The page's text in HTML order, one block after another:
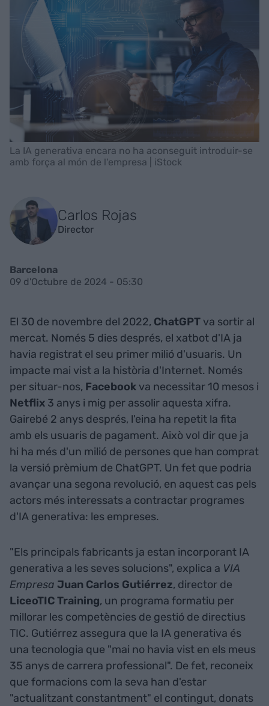
La IA generativa encara no ha aconseguit introduir-se
amb força al món de l'empresa | iStock
Carlos Rojas
Director
Barcelona
09 d'Octubre de 2024 - 05:30
El 30 de novembre del 2022, ChatGPT va sortir al
mercat. Només 5 dies després, el xatbot d'IA ja
havia registrat el seu primer milió d'usuaris. Un
impacte mai vist a la història d'Internet. Només
per situar-nos, Facebook va necessitar 10 mesos i
Netflix 3 anys i mig per assolir aquesta xifra.
Gairebé 2 anys després, l'eina ha repetit la fita
amb els usuaris de pagament. Això vol dir que ja
hi ha més d'un milió de persones que han comprat
la versió prèmium de ChatGPT. Un fet que podria
avançar una segona revolució, en aquest cas pels
actors més interessats a contractar programes
d'IA generativa: les empreses.
"Els principals fabricants ja estan incorporant IA
generativa a les seves solucions", explica a VIA
Empresa Juan Carlos Gutiérrez, director de
LiceoTIC Training, un programa formatiu per
millorar les competències de gestió de directius
TIC. Gutiérrez assegura que la IA generativa és
una tecnologia que "mai no havia vist en els meus
35 anys de carrera professional". De fet, reconeix
que formacions com la seva han d'estar
"actualitzant constantment" el contingut, donats